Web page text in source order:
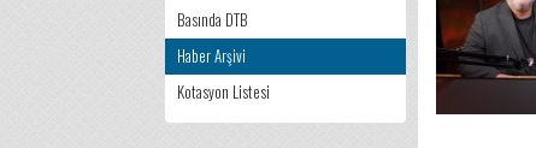
Basında DTB
Haber Arşivi
Kotasyon Listesi